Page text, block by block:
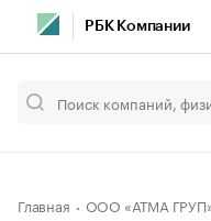
РБК Компании
Главная ООО «АТМА